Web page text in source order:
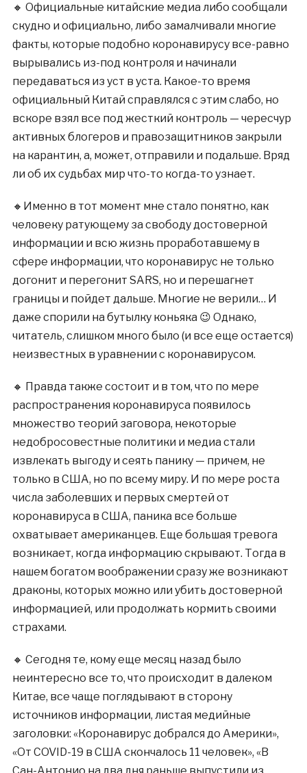
🔸 Официальные китайские медиа либо сообщали
скудно и официально, либо замалчивали многие
факты, которые подобно коронавирусу все-равно
вырывались из-под контроля и начинали
передаваться из уст в уста. Какое-то время
официальный Китай справлялся с этим слабо, но
вскоре взял все под жесткий контроль — чересчур
активных блогеров и правозащитников закрыли
на карантин, а, может, отправили и подальше. Вряд
ли об их судьбах мир что-то когда-то узнает.
🔸Именно в тот момент мне стало понятно, как
человеку ратующему за свободу достоверной
информации и всю жизнь проработавшему в
сфере информации, что коронавирус не только
догонит и перегонит SARS, но и перешагнет
границы и пойдет дальше. Многие не верили… И
даже спорили на бутылку коньяка 😉 Однако,
читатель, слишком много было (и все еще остается)
неизвестных в уравнении с коронавирусом.
🔸 Правда также состоит и в том, что по мере
распространения коронавируса появилось
множество теорий заговора, некоторые
недобросовестные политики и медиа стали
извлекать выгоду и сеять панику — причем, не
только в США, но по всему миру. И по мере роста
числа заболевших и первых смертей от
коронавируса в США, паника все больше
охватывает американцев. Еще большая тревога
возникает, когда информацию скрывают. Тогда в
нашем богатом воображении сразу же возникают
драконы, которых можно или убить достоверной
информацией, или продолжать кормить своими
страхами.
🔸 Сегодня те, кому еще месяц назад было
неинтересно все то, что происходит в далеком
Китае, все чаще поглядывают в сторону
источников информации, листая медийные
заголовки: «Коронавирус добрался до Америки»,
«От COVID-19 в США скончалось 11 человек», «В